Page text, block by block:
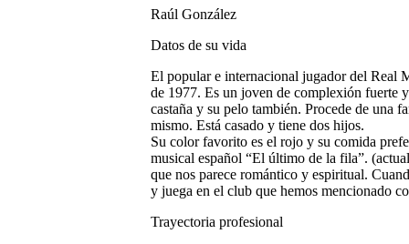
Raúl González
Datos de su vida
El popular e internacional jugador del Real
de 1977. Es un joven de complexión fuerte
castaña y su pelo también. Procede de una
mismo. Está casado y tiene dos hijos.
Su color favorito es el rojo y su comida
musical español “El último de la fila”.
que nos parece romántico y espiritual.
y juega en el club que hemos mencionado
Trayectoria profesional